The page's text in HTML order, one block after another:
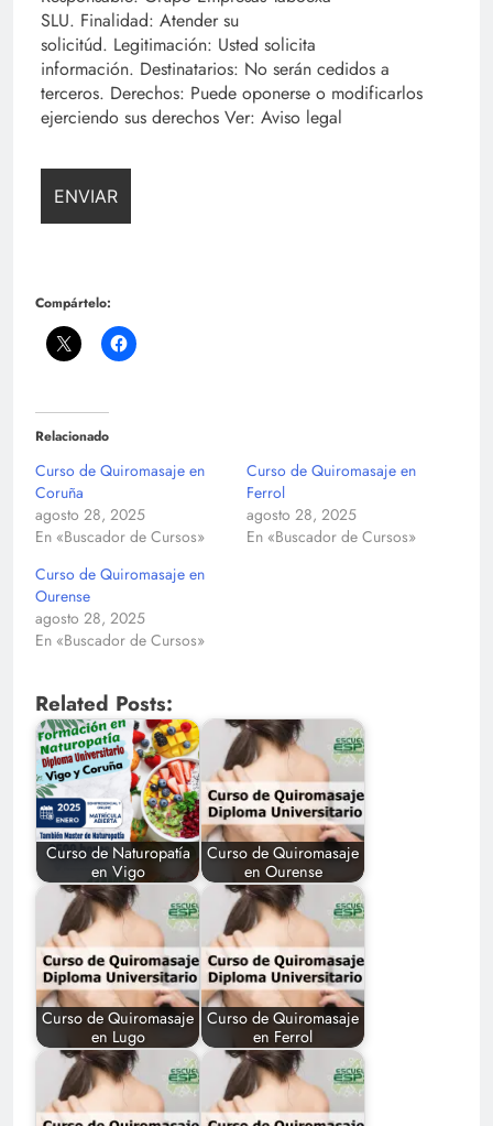
SLU. Finalidad: Atender su
solicitúd. Legitimación: Usted solicita
información. Destinatarios: No serán cedidos a
terceros. Derechos: Puede oponerse o modificarlos
ejerciendo sus derechos Ver: Aviso legal
Compártelo:
Relacionado
Curso de Quiromasaje en
Coruña
agosto 28, 2025
En «Buscador de Cursos»
Curso de Quiromasaje en
Ferrol
agosto 28, 2025
En «Buscador de Cursos»
Curso de Quiromasaje en
Ourense
agosto 28, 2025
En «Buscador de Cursos»
Related Posts:
Curso de Naturopatía
en Vigo
Curso de Quiromasaje
en Ourense
Curso de Quiromasaje
en Lugo
Curso de Quiromasaje
en Ferrol